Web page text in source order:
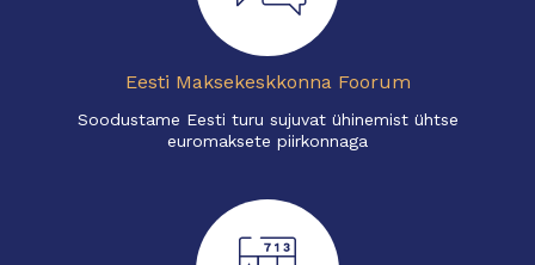
Eesti Maksekeskkonna Foorum
Soodustame Eesti turu sujuvat ühinemist ühtse
euromaksete piirkonnaga